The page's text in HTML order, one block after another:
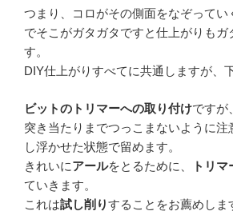
つまり、コロがその側面をなぞってい
でそこがガタガタですと仕上がりもガ
す。
DIY仕上がりすべてに共通しますが、
ビットのトリマーへの取り付けですが
突き当たりまでつっこまないように注
し浮かせた状態で留めます。
きれいにアールをとるために、 トリ
ていきます。
これは試し削りすることをお薦めしま